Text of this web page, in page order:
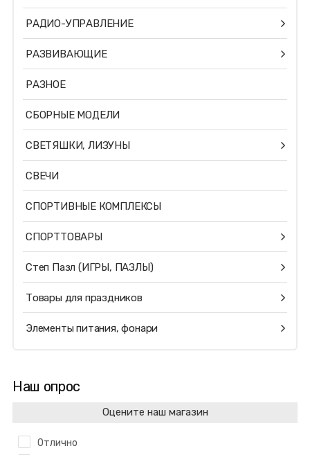
РАДИО-УПРАВЛЕНИЕ
РАЗВИВАЮЩИЕ
РАЗНОЕ
СБОРНЫЕ МОДЕЛИ
СВЕТЯШКИ, ЛИЗУНЫ
СВЕЧИ
СПОРТИВНЫЕ КОМПЛЕКСЫ
СПОРТТОВАРЫ
Степ Пазл (ИГРЫ, ПАЗЛЫ)
Товары для праздников
Элементы питания, фонари
Наш опрос
Оцените наш магазин
Отлично